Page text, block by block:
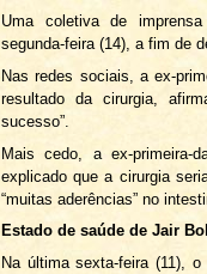
Uma coletiva de
segunda-feira (14), a fim de
Nas redes sociais, a ex-
resultado da cirurgia,
sucesso”.
Mais cedo, a ex-primeira-
explicado que a cirurgia
“muitas aderências” no
Estado de saúde de Jair
Na última sexta-feira (11),